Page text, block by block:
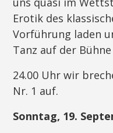
Erotik des
Vorführung laden
Tanz auf der Bühne
24.00 Uhr wir
Nr. 1 auf.
Sonntag, 19.